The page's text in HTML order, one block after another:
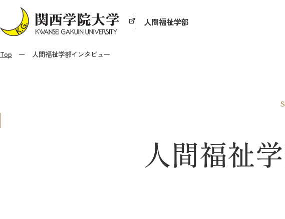
人間福祉学部
Top 人間福祉学部インタビュー
人間福祉